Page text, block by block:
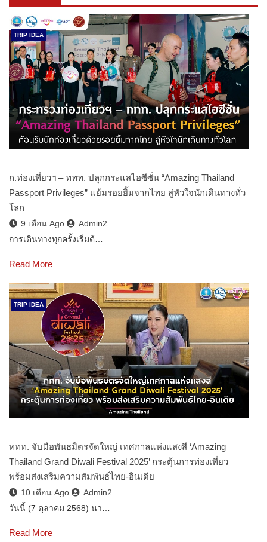
TRIP IDEA
ก.ท่องเที่ยวฯ – ททท. ปลุกกระแสไฮซีซั่น “Amazing Thailand
Passport Privileges” แย้มรอยยิ้มจากไทย สู่หัวใจนักเดินทางทั่ว
โลก
9 เดือน Ago
Admin2
การเดินทางทุกครั้งเริ่มต้…
Read More
TRIP IDEA
ททท. จับมือพันธมิตรจัดใหญ่ เทศกาลแห่งแสงสี ‘Amazing
Thailand Grand Diwali Festival 2025’ กระตุ้นการท่องเที่ยว
พร้อมส่งเสริมความสัมพันธ์ไทย-อินเดีย
10 เดือน Ago
Admin2
วันนี้ (7 ตุลาคม 2568) นา…
Read More